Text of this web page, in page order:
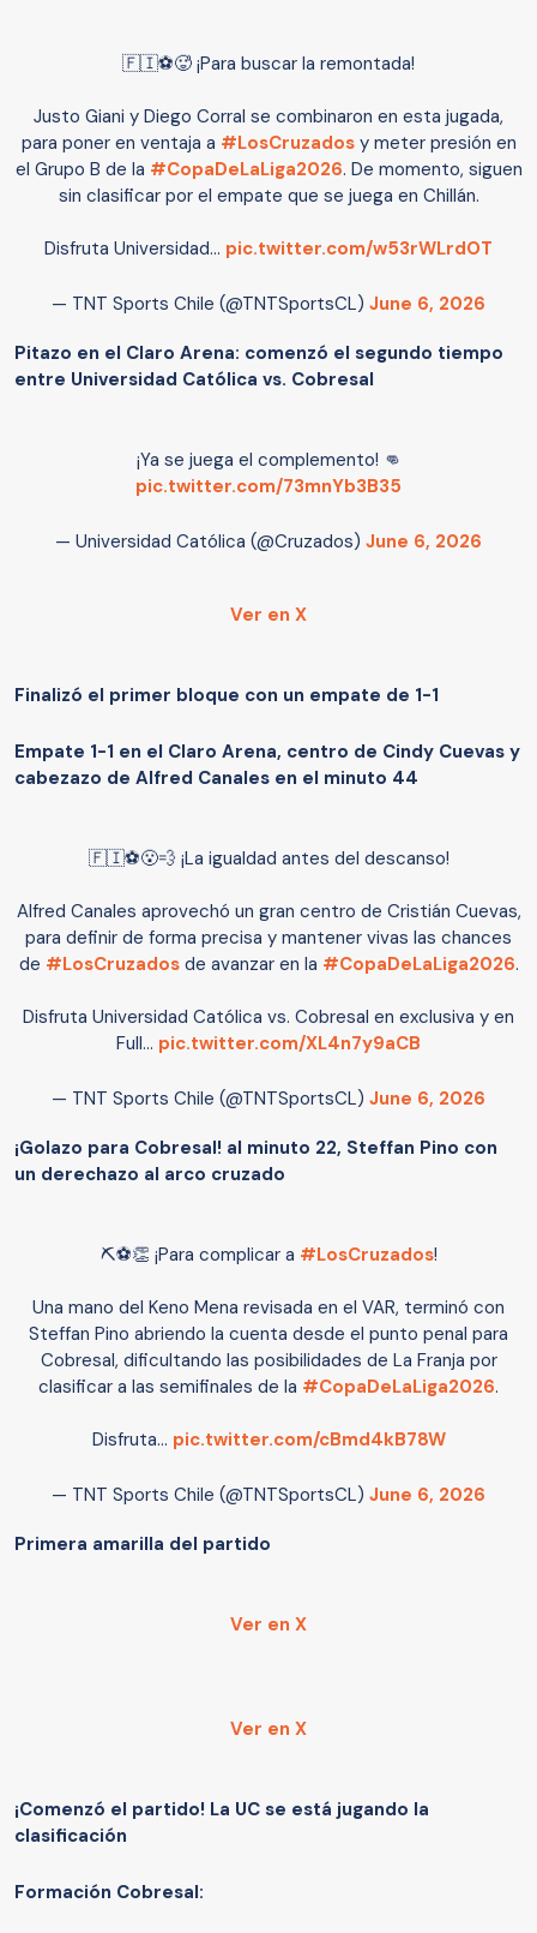
🇫🇮⚽🥵 ¡Para buscar la remontada!
Justo Giani y Diego Corral se combinaron en esta jugada,
para poner en ventaja a #LosCruzadosy meter presión en
el Grupo B de la #CopaDeLaLiga2026. De momento, siguen
sin clasificar por el empate que se juega en Chillán.
Disfruta Universidad… pic.twitter.com/w53rWLrdOT
— TNT Sports Chile (@TNTSportsCL) June 6, 2026
Pitazo en el Claro Arena: comenzó el segundo tiempo
entre Universidad Católica vs. Cobresal
¡Ya se juega el complemento! 👊
pic.twitter.com/73mnYb3B35
— Universidad Católica (@Cruzados) June 6, 2026
Ver en X
Finalizó el primer bloque con un empate de 1-1
Empate 1-1 en el Claro Arena, centro de Cindy Cuevas y
cabezazo de Alfred Canales en el minuto 44
🇫🇮⚽😮‍💨 ¡La igualdad antes del descanso!
Alfred Canales aprovechó un gran centro de Cristián Cuevas,
para definir de forma precisa y mantener vivas las chances
de #LosCruzadosde avanzar en la #CopaDeLaLiga2026.
Disfruta Universidad Católica vs. Cobresal en exclusiva y en
Full… pic.twitter.com/XL4n7y9aCB
— TNT Sports Chile (@TNTSportsCL) June 6, 2026
¡Golazo para Cobresal! al minuto 22, Steffan Pino con
un derechazo al arco cruzado
⛏️⚽👏 ¡Para complicar a #LosCruzados!
Una mano del Keno Mena revisada en el VAR, terminó con
Steffan Pino abriendo la cuenta desde el punto penal para
Cobresal, dificultando las posibilidades de La Franja por
clasificar a las semifinales de la #CopaDeLaLiga2026.
Disfruta… pic.twitter.com/cBmd4kB78W
— TNT Sports Chile (@TNTSportsCL) June 6, 2026
Primera amarilla del partido
Ver en X
Ver en X
¡Comenzó el partido! La UC se está jugando la
clasificación
Formación Cobresal: